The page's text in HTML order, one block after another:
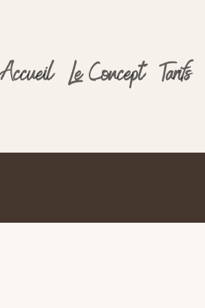
Accueil Le Concept Tarifs